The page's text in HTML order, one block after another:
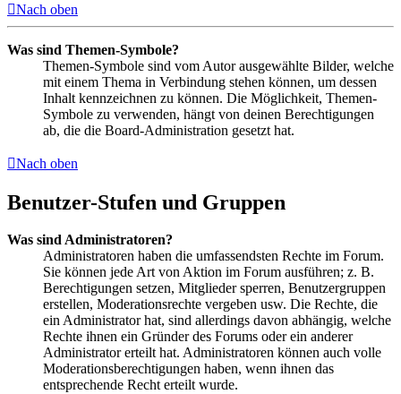
Nach oben
Was sind Themen-Symbole?
Themen-Symbole sind vom Autor ausgewählte Bilder, welche
mit einem Thema in Verbindung stehen können, um dessen
Inhalt kennzeichnen zu können. Die Möglichkeit, Themen-
Symbole zu verwenden, hängt von deinen Berechtigungen
ab, die die Board-Administration gesetzt hat.
Nach oben
Benutzer-Stufen und Gruppen
Was sind Administratoren?
Administratoren haben die umfassendsten Rechte im Forum.
Sie können jede Art von Aktion im Forum ausführen; z. B.
Berechtigungen setzen, Mitglieder sperren, Benutzergruppen
erstellen, Moderationsrechte vergeben usw. Die Rechte, die
ein Administrator hat, sind allerdings davon abhängig, welche
Rechte ihnen ein Gründer des Forums oder ein anderer
Administrator erteilt hat. Administratoren können auch volle
Moderationsberechtigungen haben, wenn ihnen das
entsprechende Recht erteilt wurde.